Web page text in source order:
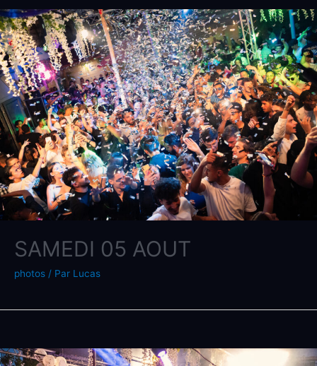
SAMEDI 05 AOUT
photos / Par Lucas